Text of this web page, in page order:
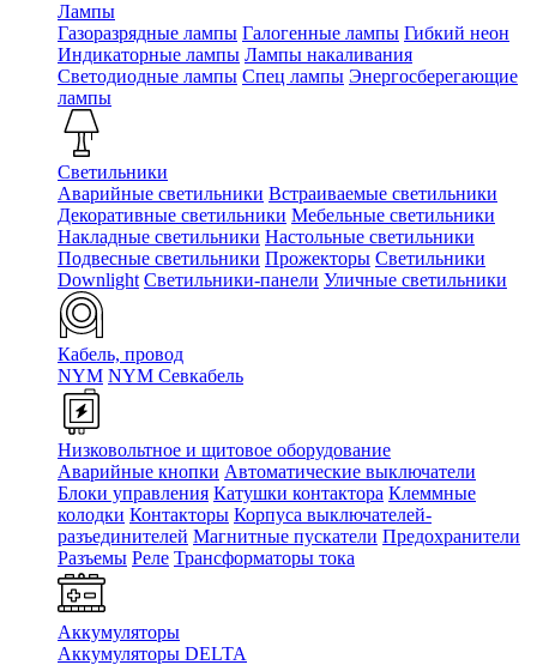
Лампы
Газоразрядные лампы Галогенные лампы Гибкий неон
Индикаторные лампы Лампы накаливания
Светодиодные лампы Спец лампы Энергосберегающие
лампы
Светильники
Аварийные светильники Встраиваемые светильники
Декоративные светильники Мебельные светильники
Накладные светильники Настольные светильники
Подвесные светильники Прожекторы Светильники
Downlight Светильники-панели Уличные светильники
Кабель, провод
NYM NYM Севкабель
Низковольтное и щитовое оборудование
Аварийные кнопки Автоматические выключатели
Блоки управления Катушки контактора Клеммные
колодки Контакторы Корпуса выключателей-
разъединителей Магнитные пускатели Предохранители
Разъемы Реле Трансформаторы тока
Аккумуляторы
Аккумуляторы DELTA